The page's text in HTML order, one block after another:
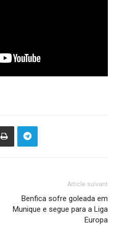
Article suivant
Benfica sofre goleada em
Munique e segue para a Liga
Europa